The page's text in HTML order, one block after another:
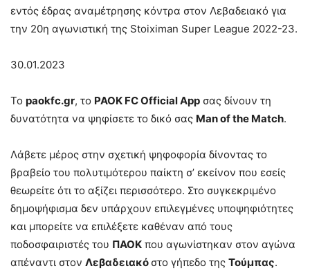
εντός έδρας αναμέτρησης κόντρα στον Λεβαδειακό για
την 20η αγωνιστική της Stoiximan Super League 2022-23.
30.01.2023
To paokfc.gr, το PAOK FC Official App σας δίνουν τη
δυνατότητα να ψηφίσετε το δικό σας Man of the Match.
Λάβετε μέρος στην σχετική ψηφοφορία δίνοντας το
βραβείο του πολυτιμότερου παίκτη σ’ εκείνον που εσείς
θεωρείτε ότι το αξίζει περισσότερο. Στο συγκεκριμένο
δημοψήφισμα δεν υπάρχουν επιλεγμένες υποψηφιότητες
και μπορείτε να επιλέξετε καθέναν από τους
ποδοσφαιριστές του ΠΑΟΚ που αγωνίστηκαν στον αγώνα
απέναντι στον Λεβαδειακό στο γήπεδο της Τούμπας.